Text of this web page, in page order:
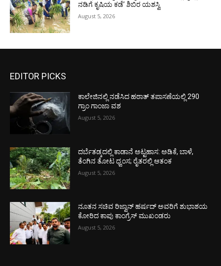
ನಡಿಗೆ ಕೃಷಿಯ ಕಡೆ’ ಶಿಬಿರ ಯಶಸ್ವಿ
August 5, 2026
EDITOR PICKS
ಕಾಲೇಜಿನಲ್ಲಿ ನಡೆಸಿದ ಹಠಾತ್ ತಪಾಸಣೆಯಲ್ಲಿ 290
ಗ್ರಾಂ ಗಾಂಜಾ ವಶ
August 5, 2026
ದರ್ಬೆತಡ್ಕದಲ್ಲಿ ಕಾಡಾನೆ ಅಟ್ಟಹಾಸ: ಅಡಿಕೆ, ಬಾಳೆ,
ತೆಂಗಿನ ತೋಟ ಧ್ವಂಸ; ರೈತರಲ್ಲಿ ಆತಂಕ
August 5, 2026
ನೂತನ ಸಚಿವ ರಿಜ್ವಾನ್ ಹರ್ಷದ್ ಅವರಿಗೆ ಶುಭಾಶಯ
ಕೋರಿದ ಕಾಪು ಕಾಂಗ್ರೆಸ್ ಮುಖಂಡರು
August 5, 2026